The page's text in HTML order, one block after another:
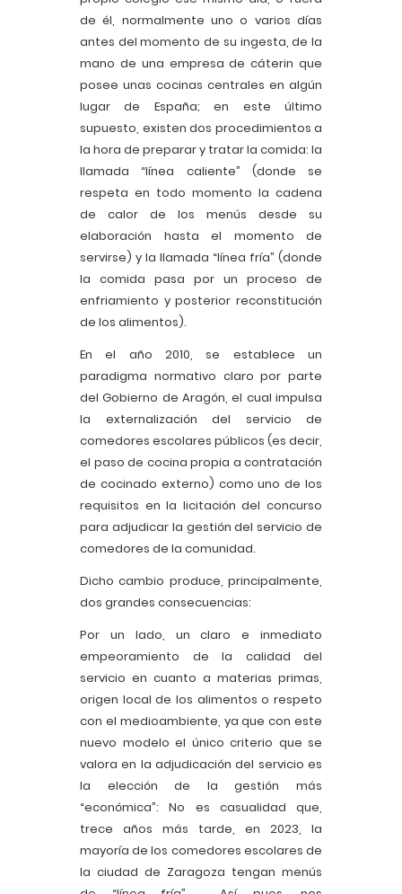
de él, normalmente uno o varios días
antes del momento de su ingesta, de la
mano de una empresa de cáterin que
posee unas cocinas centrales en algún
lugar de España; en este último
supuesto, existen dos procedimientos a
la hora de preparar y tratar la comida: la
llamada “línea caliente” (donde se
respeta en todo momento la cadena
de calor de los menús desde su
elaboración hasta el momento de
servirse) y la llamada “línea fría” (donde
la comida pasa por un proceso de
enfriamiento y posterior reconstitución
de los alimentos).
En el año 2010, se establece un
paradigma normativo claro por parte
del Gobierno de Aragón, el cual impulsa
la externalización del servicio de
comedores escolares públicos (es decir,
el paso de cocina propia a contratación
de cocinado externo) como uno de los
requisitos en la licitación del concurso
para adjudicar la gestión del servicio de
comedores de la comunidad.
Dicho cambio produce, principalmente,
dos grandes consecuencias:
Por un lado, un claro e inmediato
empeoramiento de la calidad del
servicio en cuanto a materias primas,
origen local de los alimentos o respeto
con el medioambiente, ya que con este
nuevo modelo el único criterio que se
valora en la adjudicación del servicio es
la elección de la gestión más
“económica”: No es casualidad que,
trece años más tarde, en 2023, la
mayoría de los comedores escolares de
la ciudad de Zaragoza tengan menús